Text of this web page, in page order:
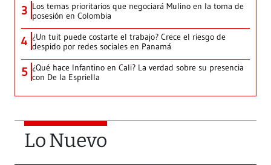
3 Los temas prioritarios que negociará Mulino en la toma de
posesión en Colombia
4 ¿Un tuit puede costarte el trabajo? Crece el riesgo de
despido por redes sociales en Panamá
5 ¿Qué hace Infantino en Cali? La verdad sobre su presencia
con De la Espriella
Lo Nuevo